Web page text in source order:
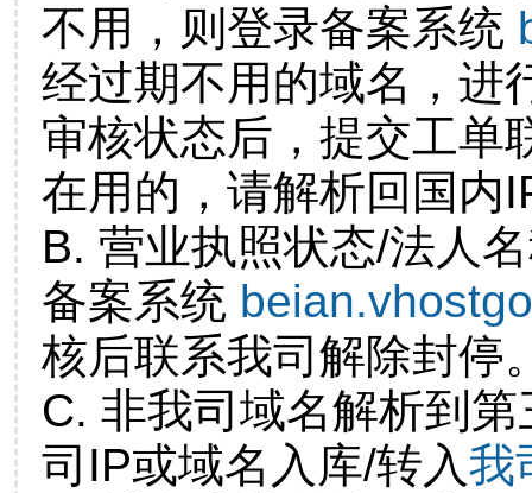
不用，则登录备案系统
经过期不用的域名，进
审核状态后，提交工单
在用的，请解析回国内
B. 营业执照状态/法人
备案系统
核后联系我司解除封停
C. 非我司域名解析到
司IP或域名入库/转入我